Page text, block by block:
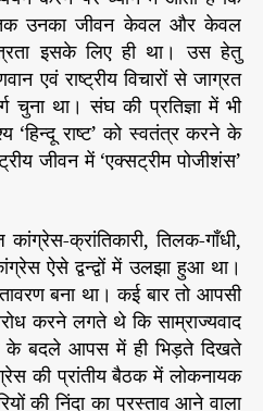
उनका जीवन केवल और केवल
इसके लिए ही था। उस हेतु
एवं राष्ट्रीय विचारों से जाग्रत
चुना था। संघ की प्रतिज्ञा में भी
‘हिन्दू राष्ट’ को स्वतंत्र करने के
जीवन में ‘एक्सट्रीम पोजीशंस’
क्रांतिकारी, तिलक-गाँधी,
ऐसे द्वन्द्वों में उलझा हुआ था।
बना था। कई बार तो आपसी
करने लगते थे कि साम्राज्यवाद
बदले आपस में ही भिड़ते दिखते
की प्रांतीय बैठक में लोकनायक
की निंदा का प्रस्ताव आने वाला